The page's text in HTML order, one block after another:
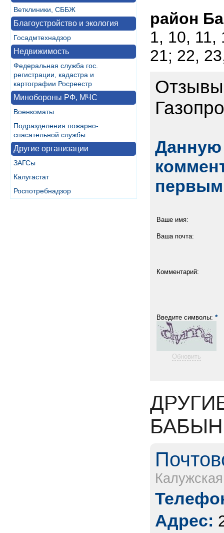
Ветклиники, СББЖ
Благоустройство и экология
Госадмтехнадзор
Недвижимость
Федеральная служба гос.
регистрации, кадастра и
картографии Росреестр
Минобороны РФ, МЧС
Военкоматы
Подразделения пожарно-
спасательной службы
Другие организации
ЗАГСы
Калугастат
Роспотребнадзор
район
1, 10, 11,
21; 22,
Отзывы
Данную
Ваше имя:
Ваша почта:
Комментарий:
Введите символы: *
Обновить
Адрес: